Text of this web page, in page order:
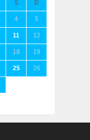
S D
4 5
11 12
18 19
25 26